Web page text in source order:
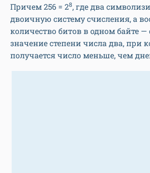
Причем 256 = 28, где два
двоичную систему счисления, а
количество битов в одном байте —
значение степени числа два, при
получается число меньше, чем